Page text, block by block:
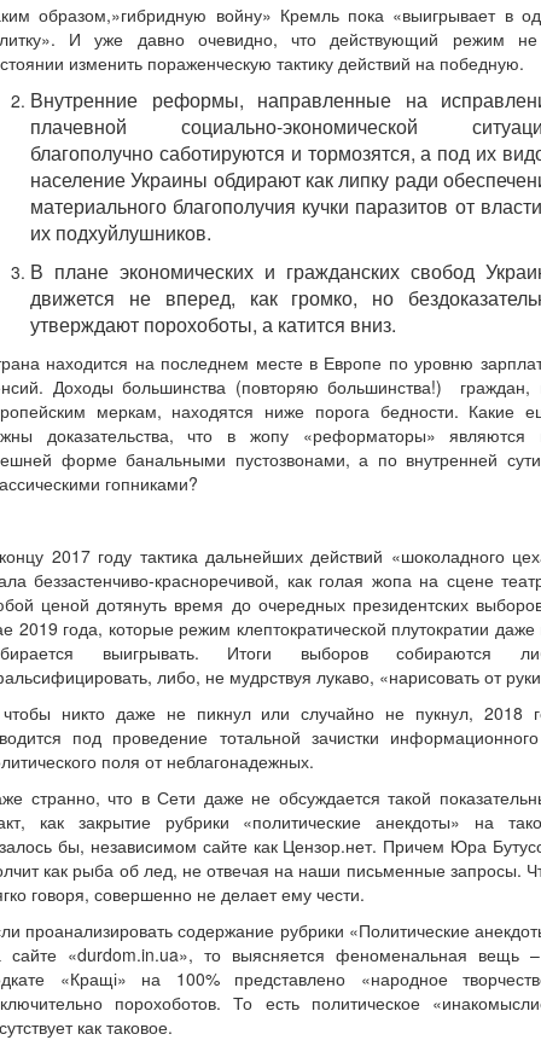
образом,»гибридную войну» Кремль пока «выигрывает в
И уже давно очевидно, что действующий режим
изменить пораженческую тактику действий на победную.
Внутренние реформы, направленные на
плачевной социально-экономической
благополучно саботируются и тормозятся, а под их
население Украины обдирают как липку ради
материального благополучия кучки паразитов от
их подхуйлушников.
В плане экономических и гражданских свобод
движется не вперед, как громко, но
утверждают порохоботы, а катится вниз.
находится на последнем месте в Европе по уровню
Доходы большинства (повторяю большинства!) граждан,
меркам, находятся ниже порога бедности. Какие
доказательства, что в жопу «реформаторы» являются
форме банальными пустозвонами, а по внутренней
гопниками?
2017 году тактика дальнейших действий «шоколадного
беззастенчиво-красноречивой, как голая жопа на сцене
ценой дотянуть время до очередных президентских
2019 года, которые режим клептократической плутократии даже
выигрывать. Итоги выборов собираются
либо, не мудрствуя лукаво, «нарисовать от
никто даже не пикнул или случайно не пукнул, 2018
под проведение тотальной зачистки
поля от неблагонадежных.
странно, что в Сети даже не обсуждается такой
как закрытие рубрики «политические анекдоты» на
бы, независимом сайте как Цензор.нет. Причем Юра
как рыба об лед, не отвечая на наши письменные запросы.
говоря, совершенно не делает ему чести.
проанализировать содержание рубрики «Политические
сайте «durdom.in.ua», то выясняется феноменальная вещь
«Кращі» на 100% представлено «народное
порохоботов. То есть политическое
как таковое.